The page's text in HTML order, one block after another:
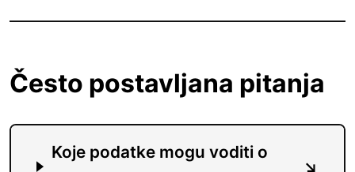
Često postavljana pitanja
Koje podatke mogu voditi o